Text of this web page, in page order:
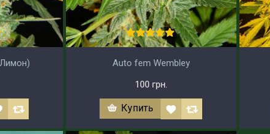
Auto fem Wembley
100 грн.
Купить